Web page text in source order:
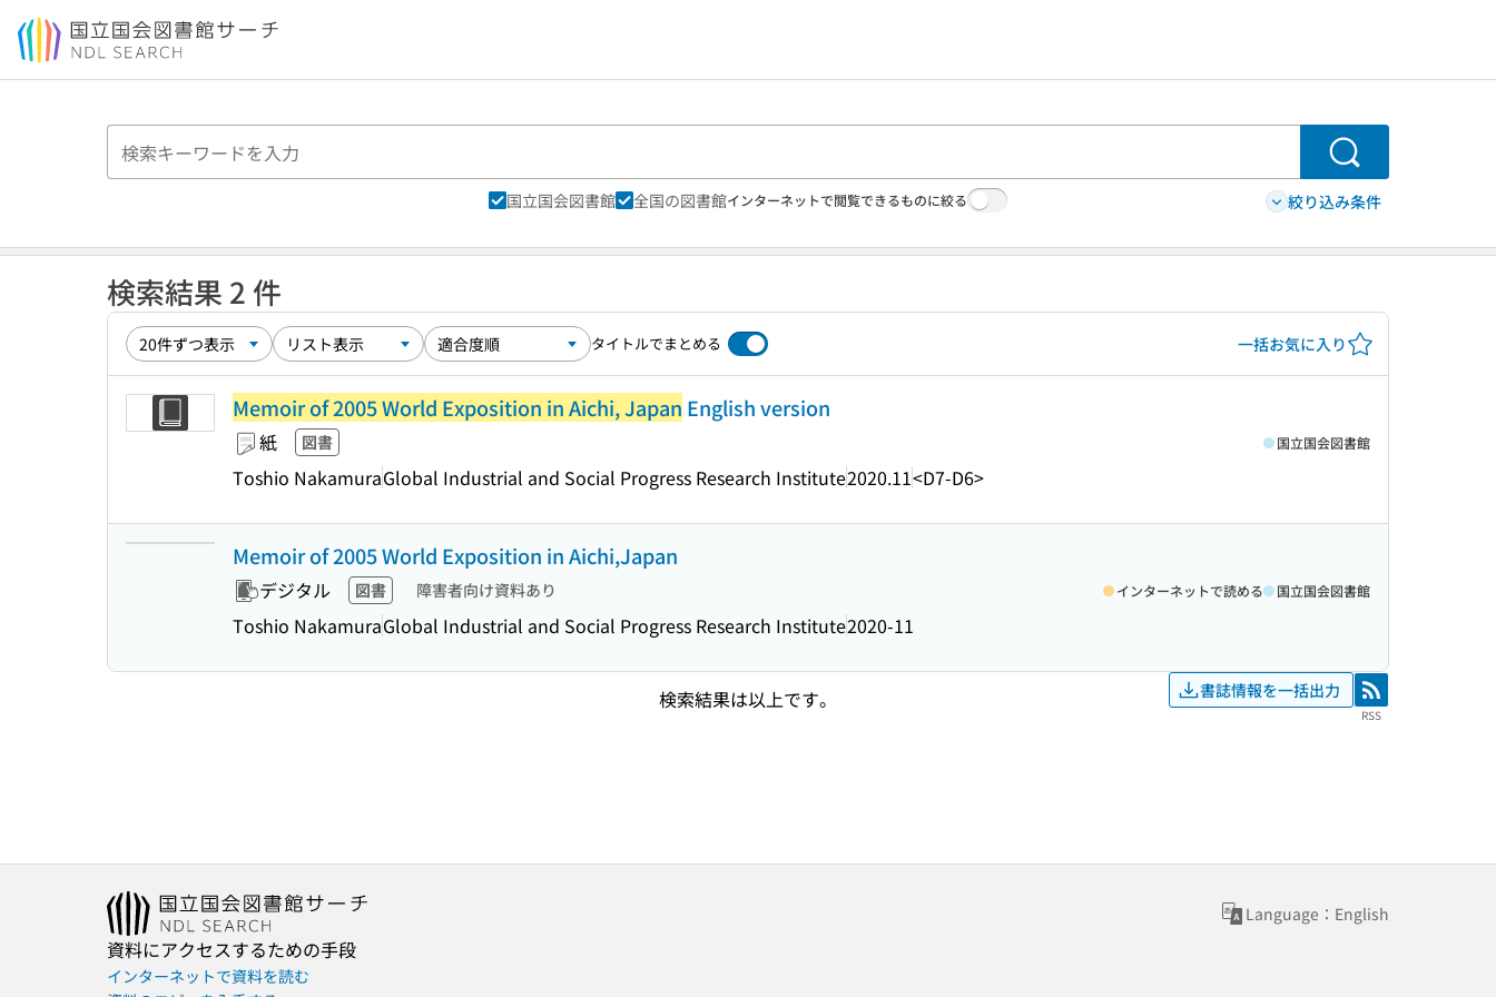
本文へ移動
検索
国立国会図書館 全国の図書館インターネットで閲覧できるものに絞る 絞り込み条件
検索結果 2 件
タイトルでまとめる 一括お気に入り
Memoir of 2005 World Exposition in Aichi, Japan English version
紙 図書
Toshio NakamuraGlobal Industrial and Social Progress Research Institute2020.11<D7-D6>
国立国会図書館
Memoir of 2005 World Exposition in Aichi,Japan
デジタル 図書 障害者向け資料あり
Toshio NakamuraGlobal Industrial and Social Progress Research Institute2020-11
インターネットで読める 国立国会図書館
検索結果は以上です。 書誌情報を一括出力 RSS
RSS
Language：English
資料にアクセスするための手段
インターネットで資料を読む